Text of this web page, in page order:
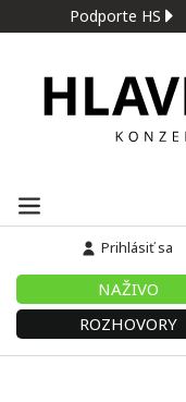
Podporte HS
Prihlásiť sa
NAŽIVO
ROZHOVORY